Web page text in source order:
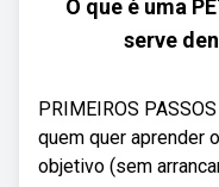
O que é uma
serve
PRIMEIROS
quem quer aprender
objetivo (sem